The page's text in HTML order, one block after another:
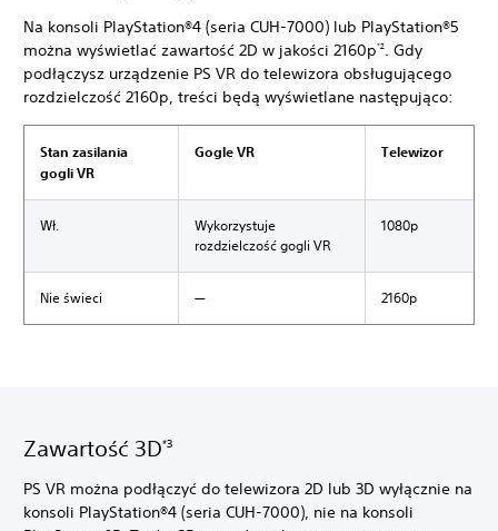
Na konsoli PlayStation®4 (seria CUH-7000) lub PlayStation®5
można wyświetlać zawartość 2D w jakości 2160p*2. Gdy
podłączysz urządzenie PS VR do telewizora obsługującego
rozdzielczość 2160p, treści będą wyświetlane następująco:
Stan zasilania
gogli VR
Gogle VR Telewizor
Wł.
Wykorzystuje
rozdzielczość gogli VR
1080p
Nie świeci ― 2160p
Zawartość 3D*3
PS VR można podłączyć do telewizora 2D lub 3D wyłącznie na
konsoli PlayStation®4 (seria CUH-7000), nie na konsoli